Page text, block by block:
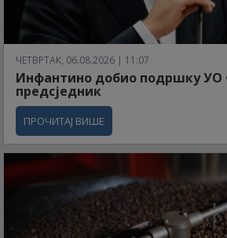
ЧЕТВРТАК, 06.08.2026 | 11:07
Инфантино добио подршку УО
предсједник
ПРОЧИТАЈ ВИШЕ